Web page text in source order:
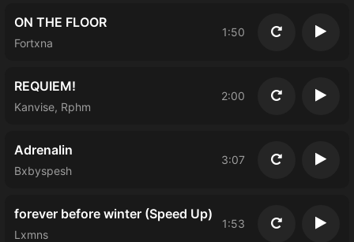
ON THE FLOOR
Fortxna
1:50 Повторить
REQUIEM!
Kanvise, Rphm
2:00 Повторить
Adrenalin
Bxbyspesh
3:07 Повторить
forever before winter (Speed Up)
Lxmns
1:53 Повторить